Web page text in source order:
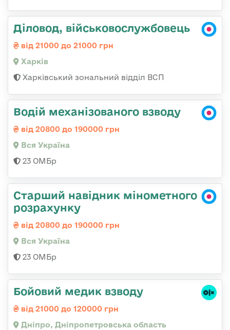
Діловод, військовослужбовець
від 21000 до 21000 грн
Харків
Харківський зональний відділ ВСП
Водій механізованого взводу
від 20800 до 190000 грн
Вся Україна
23 ОМБр
Старший навідник мінометного
розрахунку
від 20800 до 190000 грн
Вся Україна
23 ОМБр
Бойовий медик взводу
від 21000 до 120000 грн
Дніпро, Дніпропетровська область